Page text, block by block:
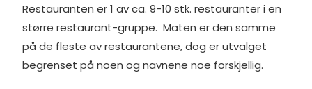
Restauranten er 1 av ca. 9-10 stk. restauranter i en
større restaurant-gruppe. Maten er den samme
på de fleste av restaurantene, dog er utvalget
begrenset på noen og navnene noe forskjellig.